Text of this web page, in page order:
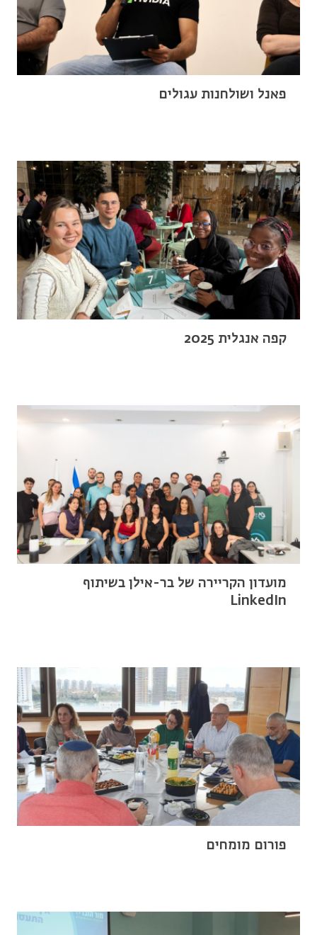
פאנל ושולחנות עגולים
קפה אנגלית 2025
מועדון הקריירה של בר-אילן בשיתוף
LinkedIn
פורום מומחים